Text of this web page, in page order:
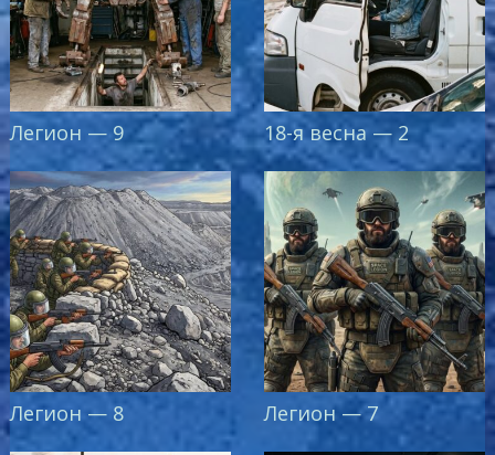
Легион — 9 18-я весна — 2
Легион — 8 Легион — 7